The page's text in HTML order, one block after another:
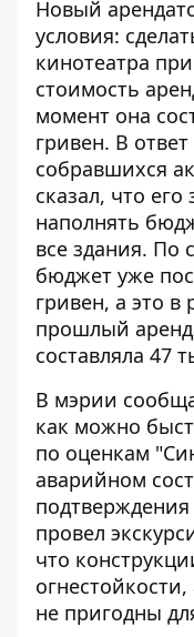
Новый
условия:
кинотеатра
стоимость
момент она
гривен. В
собравшихся
сказал, что
наполнять
все здания. По
бюджет уже
гривен, а это
прошлый
составляла 47
В мэрии
как можно
по оценкам
аварийном
провел
что
не пригодны